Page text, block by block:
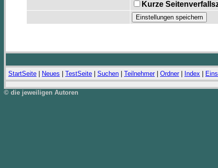
Kurze
StartSeite Neues TestSeite Suchen Teilnehmer| Ordner| Index
© die jeweiligen Autoren